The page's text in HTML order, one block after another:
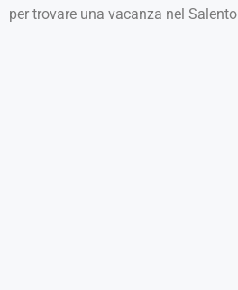
per trovare una vacanza nel Salento